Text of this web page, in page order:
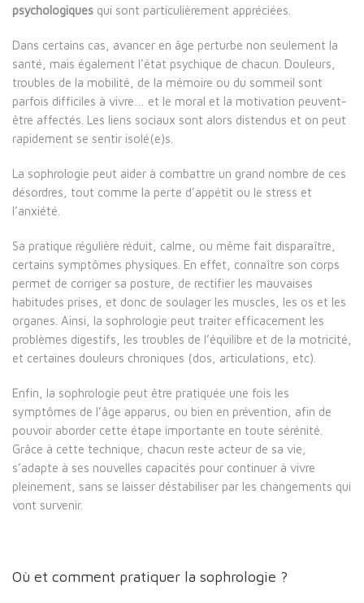
psychologiques qui sont particulièrement appréciées.
Dans certains cas, avancer en âge perturbe non seulement la
santé, mais également l’état psychique de chacun. Douleurs,
troubles de la mobilité, de la mémoire ou du sommeil sont
parfois difficiles à vivre… et le moral et la motivation peuvent-
être affectés. Les liens sociaux sont alors distendus et on peut
rapidement se sentir isolé(e)s.
La sophrologie peut aider à combattre un grand nombre de ces
désordres, tout comme la perte d’appétit ou le stress et
l’anxiété.
Sa pratique régulière réduit, calme, ou même fait disparaître,
certains symptômes physiques. En effet, connaître son corps
permet de corriger sa posture, de rectifier les mauvaises
habitudes prises, et donc de soulager les muscles, les os et les
organes. Ainsi, la sophrologie peut traiter efficacement les
problèmes digestifs, les troubles de l’équilibre et de la motricité,
et certaines douleurs chroniques (dos, articulations, etc).
Enfin, la sophrologie peut être pratiquée une fois les
symptômes de l’âge apparus, ou bien en prévention, afin de
pouvoir aborder cette étape importante en toute sérénité.
Grâce à cette technique, chacun reste acteur de sa vie,
s’adapte à ses nouvelles capacités pour continuer à vivre
pleinement, sans se laisser déstabiliser par les changements qui
vont survenir.
Où et comment pratiquer la sophrologie ?